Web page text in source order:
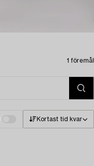
1 föremål
Kortast tid kvar